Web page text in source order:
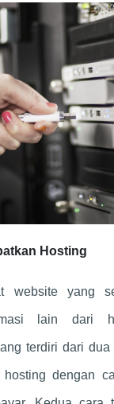
Hosting
website yang
lain dari
terdiri dari
hosting dengan